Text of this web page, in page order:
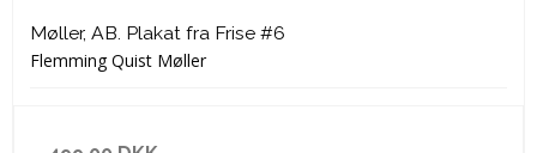
Møller, AB. Plakat fra Frise #6
Flemming Quist Møller